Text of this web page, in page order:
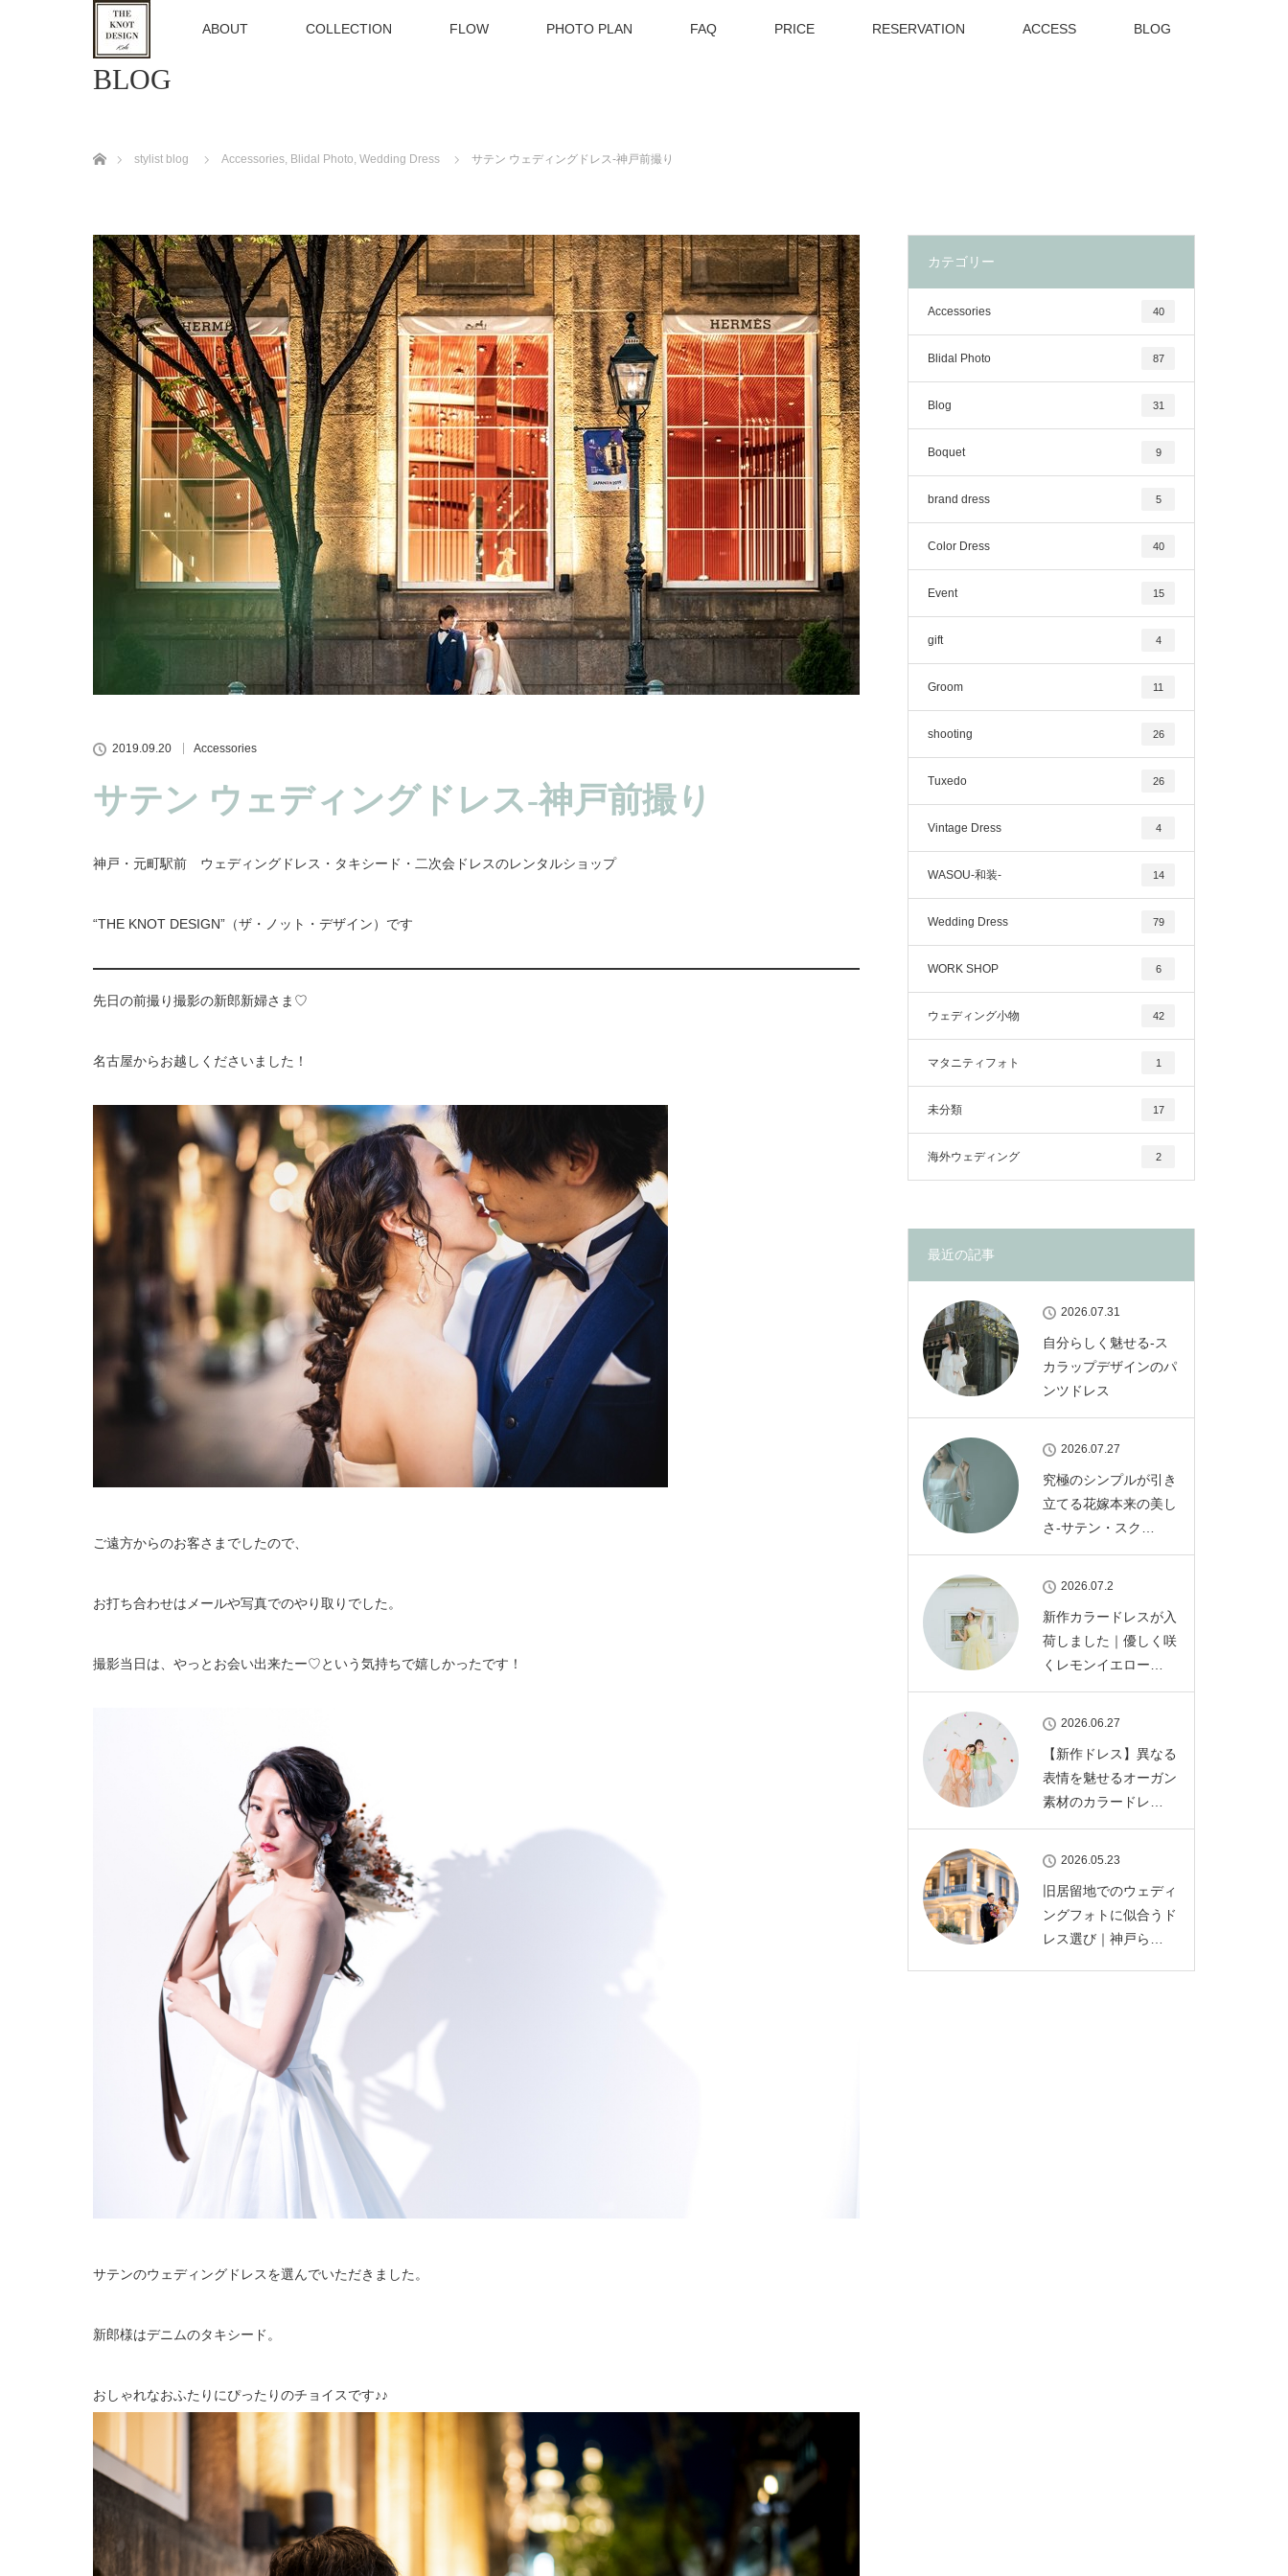
TOP ABOUT COLLECTION FLOW PHOTO PLAN FAQ PRICE RESERVATION ACCESS BLOG
BLOG
stylist blog
Accessories, Blidal Photo, Wedding Dress サテン ウェディングドレス-神戸前撮り
2019.09.20 Accessories
サテン ウェディングドレス-神戸前撮り
神戸・元町駅前 ウェディングドレス・タキシード・二次会ドレスのレンタルショップ
“THE KNOT DESIGN”（ザ・ノット・デザイン）です
先日の前撮り撮影の新郎新婦さま♡
名古屋からお越しくださいました！
ご遠方からのお客さまでしたので、
お打ち合わせはメールや写真でのやり取りでした。
撮影当日は、やっとお会い出来たー♡という気持ちで嬉しかったです！
サテンのウェディングドレスを選んでいただきました。
新郎様はデニムのタキシード。
おしゃれなおふたりにぴったりのチョイスです♪♪
カテゴリー
Accessories 40
Blidal Photo 87
Blog 31
Boquet 9
brand dress 5
Color Dress 40
Event 15
gift 4
Groom 11
shooting 26
Tuxedo 26
Vintage Dress 4
WASOU-和装- 14
Wedding Dress 79
WORK SHOP 6
ウェディング小物 42
マタニティフォト 1
未分類 17
海外ウェディング 2
最近の記事
2026.07.31
自分らしく魅せる-ス
カラップデザインのパ
ンツドレス
2026.07.27
究極のシンプルが引き
立てる花嫁本来の美し
さ-サテン・スク…
2026.07.2
新作カラードレスが入
荷しました｜優しく咲
くレモンイエロー…
2026.06.27
【新作ドレス】異なる
表情を魅せるオーガン
素材のカラードレ…
2026.05.23
旧居留地でのウェディ
ングフォトに似合うド
レス選び｜神戸ら…